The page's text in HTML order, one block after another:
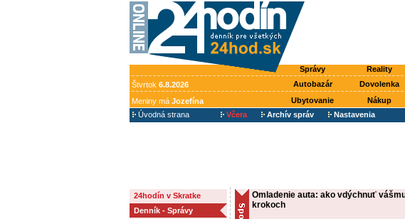
Správy Reality
Štvrtok 6.8.2026 Autobazár Dovolenka
Meniny má Jozefína Ubytovanie Nákup
Úvodná strana
Včera Archív správ Nastavenia
24hodín v Skratke
Denník - Správy
Omladenie auta: ako vdýchnuť
krokoch